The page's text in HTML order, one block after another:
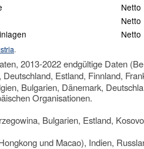
Netto
Netto
Netto
.
2013-2022 endgültige Daten
Estland, Finnland,
Bulgarien, Dänemark,
Organisationen.
Bulgarien, Estland,
und Macao), Indien,